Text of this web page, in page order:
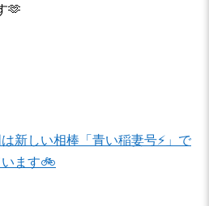
🫶
新しい相棒「青い稲妻号⚡️」で
ます🚲